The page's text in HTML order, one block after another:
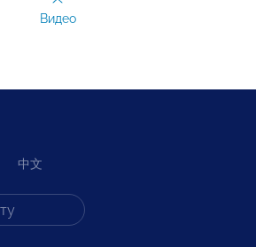
Видео
中文